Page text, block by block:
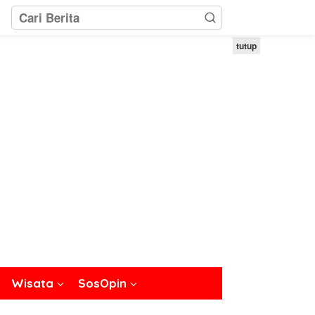
Wisata SosOpin
tutup